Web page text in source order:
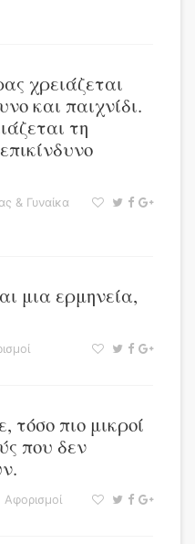
χρειάζεται
και παιχνίδι.
τη
& Γυναίκα
μια ερμηνεία,
τόσο πιο μικροί
που δεν
Αφορισμοί